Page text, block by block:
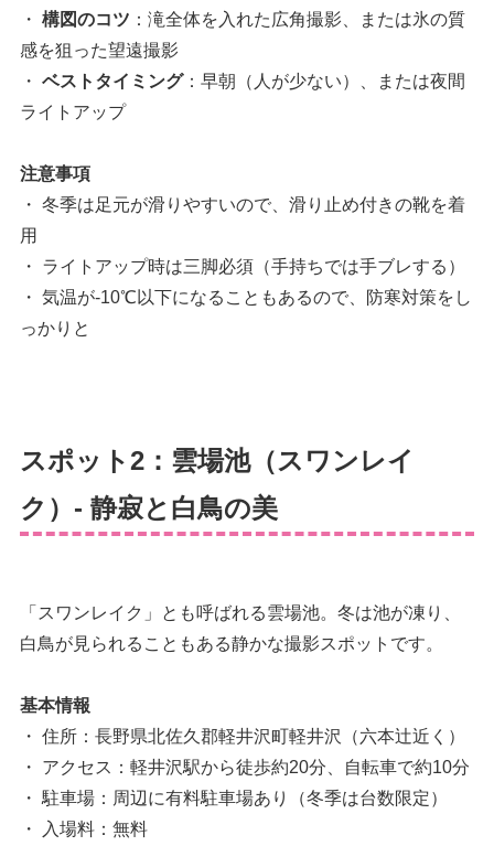
・ 構図のコツ ：滝全体を入れた広角撮影、または氷の質
感を狙った望遠撮影
・ ベストタイミング：早朝（人が少ない）、または夜間
ライトアップ
注意事項
・ 冬季は足元が滑りやすいので、滑り止め付きの靴を着
用
・ ライトアップ時は三脚必須（手持ちでは手ブレする）
・ 気温が-10℃以下になることもあるので、防寒対策をし
っかりと
スポット2：雲場池（スワンレイ
ク）- 静寂と白鳥の美
「スワンレイク」とも呼ばれる雲場池。冬は池が凍り、
白鳥が見られることもある静かな撮影スポットです。
基本情報
・ 住所：長野県北佐久郡軽井沢町軽井沢（六本辻近く）
・ アクセス：軽井沢駅から徒歩約20分、自転車で約10分
・ 駐車場：周辺に有料駐車場あり（冬季は台数限定）
・ 入場料：無料